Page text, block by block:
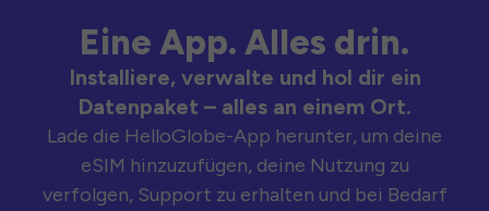
Eine App. Alles drin.
Installiere, verwalte und hol dir ein
Datenpaket – alles an einem Ort.
Lade die HelloGlobe-App herunter, um deine
eSIM hinzuzufügen, deine Nutzung zu
verfolgen, Support zu erhalten und bei Bedarf